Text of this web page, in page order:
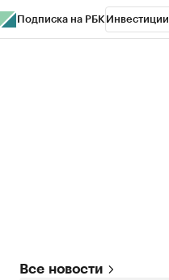
Подписка на РБК Инвестиции
Все новости